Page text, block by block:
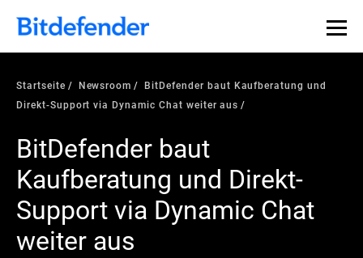
Startseite Newsroom
BitDefender baut Kaufberatung und
Direkt-Support via Dynamic Chat weiter aus
BitDefender baut
Kaufberatung und Direkt-
Support via Dynamic Chat
weiter aus